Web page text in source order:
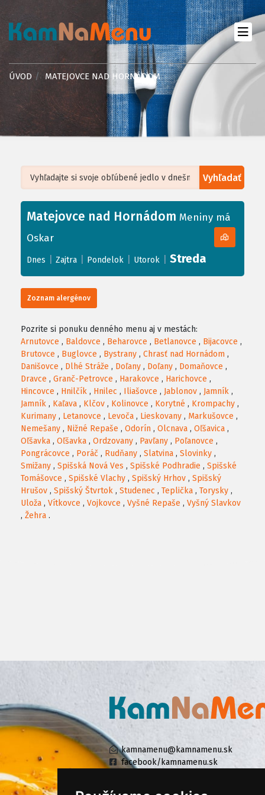
ÚVOD MATEJOVCE NAD HORNÁDOM
Vyhľadať
+
−
Leaflet| ©OpenStreetMap, Tiles courtesy ofHumanitarian OpenStreetMap
Matejovce nad Hornádom Meniny má
Oskar
Dnes Zajtra Pondelok Utorok Streda
Zoznam alergénov
Pozrite si ponuku denného menu aj v mestách:
Arnutovce , Baldovce , Beharovce , Betlanovce , Bijacovce ,
Brutovce , Buglovce , Bystrany , Chrasť nad Hornádom ,
Danišovce , Dlhé Stráže , Doľany , Doľany , Domaňovce ,
Dravce , Granč-Petrovce , Harakovce , Harichovce ,
Hincovce , Hnilčík , Hnilec , Iliašovce , Jablonov , Jamník ,
Jamník , Kaľava , Klčov , Kolinovce , Korytné , Krompachy ,
Kurimany , Letanovce , Levoča , Lieskovany , Markušovce ,
Nemešany , Nižné Repaše , Odorín , Olcnava , Oľšavica ,
Oľšavka , Oľšavka , Ordzovany , Pavľany , Poľanovce ,
Pongrácovce , Poráč , Rudňany , Slatvina , Slovinky ,
Smižany , Spišská Nová Ves , Spišské Podhradie , Spišské
Tomášovce , Spišské Vlachy , Spišský Hrhov , Spišský
Hrušov , Spišský Štvrtok , Studenec , Teplička , Torysky ,
Uloža , Vítkovce , Vojkovce , Vyšné Repaše , Vyšný Slavkov
, Žehra .
kamnamenu@kamnamenu.sk
facebook/kamnamenu.sk